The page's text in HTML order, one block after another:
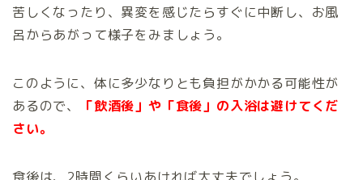
苦しくなったり、異変を感じたらすぐに中断し、お風
呂からあがって様子をみましょう。
このように、体に多少なりとも負担がかかる可能性が
あるので、
「飲酒後」や「食後」の入浴は避けてくだ
さい。